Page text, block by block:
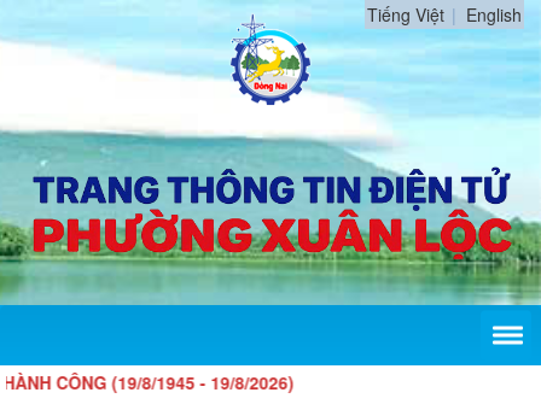
Tiếng Việt English
(19/8/1945 - 19/8/2026)